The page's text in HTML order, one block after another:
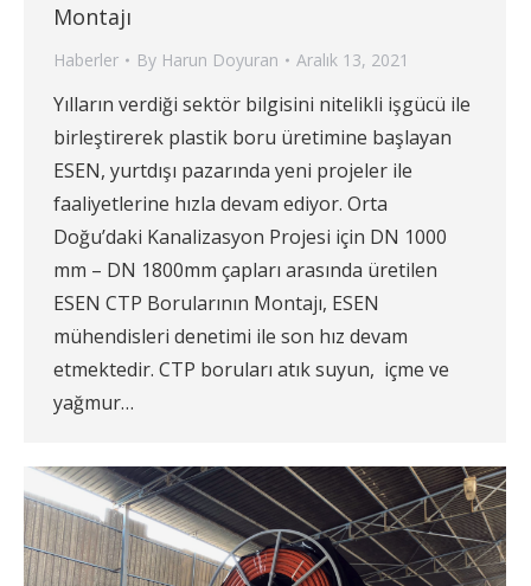
Montajı
Haberler By Harun Doyuran Aralık 13, 2021
Yılların verdiği sektör bilgisini nitelikli işgücü ile
birleştirerek plastik boru üretimine başlayan
ESEN, yurtdışı pazarında yeni projeler ile
faaliyetlerine hızla devam ediyor. Orta
Doğu’daki Kanalizasyon Projesi için DN 1000
mm – DN 1800mm çapları arasında üretilen
ESEN CTP Borularının Montajı, ESEN
mühendisleri denetimi ile son hız devam
etmektedir. CTP boruları atık suyun, içme ve
yağmur…